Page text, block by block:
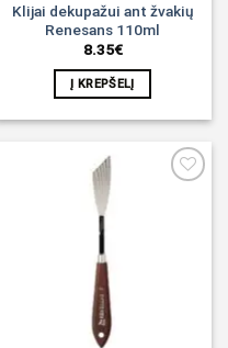
Klijai dekupažui ant žvakių
Renesans 110ml
8.35€
Į KREPŠELĮ